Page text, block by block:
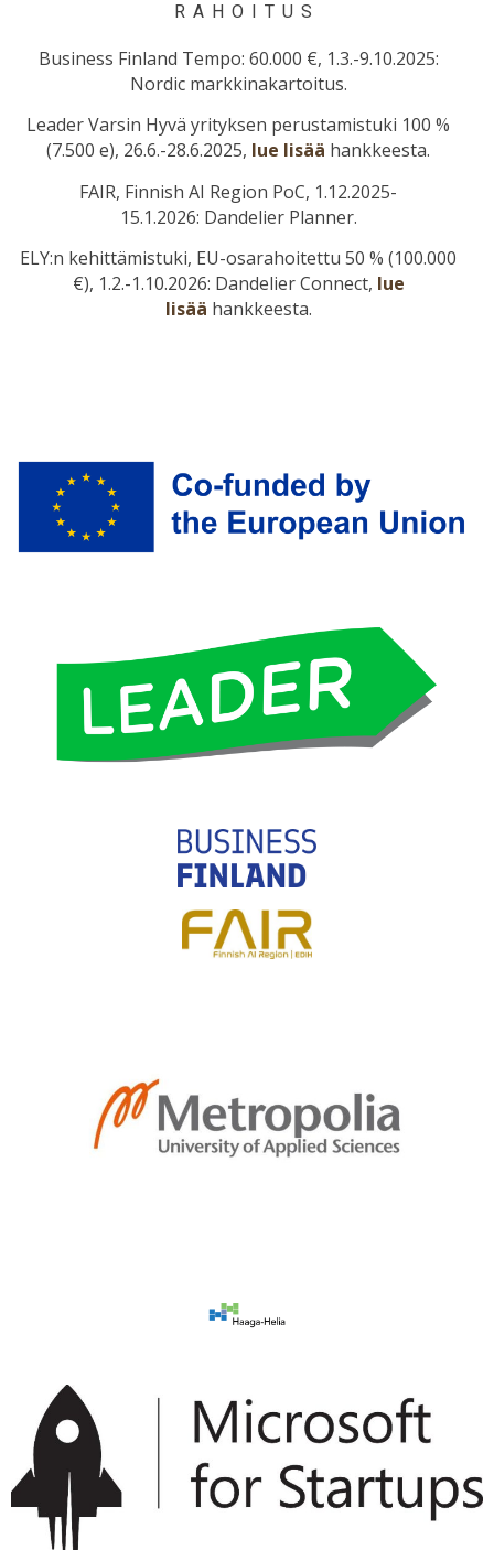
RAHOITUS
Business Finland Tempo: 60.000 €, 1.3.-9.10.2025:
Nordic markkinakartoitus.
Leader Varsin Hyvä yrityksen perustamistuki 100 %
(7.500 e), 26.6.-28.6.2025, lue lisää hankkeesta.
FAIR, Finnish AI Region PoC, 1.12.2025-
15.1.2026: Dandelier Planner.
ELY:n kehittämistuki, EU-osarahoitettu 50 % (100.000
€), 1.2.-1.10.2026: Dandelier Connect, lue
lisää hankkeesta.